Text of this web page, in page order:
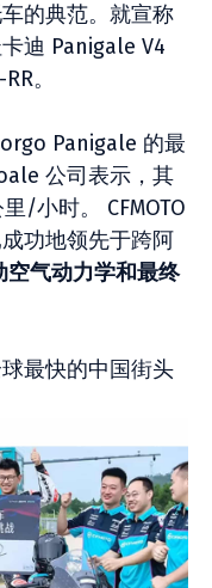
的典范。就宣称
迪 Panigale V4
。
Panigale 的最
公司表示，其
/小时。 CFMOTO
功地领先于跨阿
空气动力学和最终